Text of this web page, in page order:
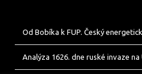
Od Bobíka k FUP. Český
Analýza 1626. dne ruské invaze